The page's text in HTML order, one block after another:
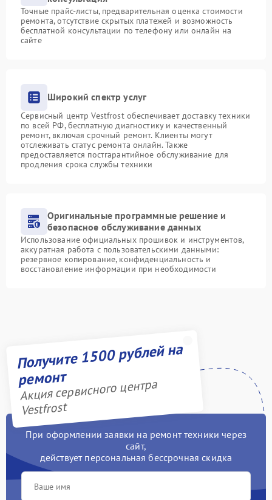
Точные прайс-листы, предварительная оценка стоимости
ремонта, отсутствие скрытых платежей и возможность
бесплатной консультации по телефону или онлайн на
сайте
Широкий спектр услуг
Сервисный центр Vestfrost обеспечивает доставку техники
по всей РФ, бесплатную диагностику и качественный
ремонт, включая срочный ремонт. Клиенты могут
отслеживать статус ремонта онлайн. Также
предоставляется постгарантийное обслуживание для
продления срока службы техники
Оригинальные программные решение и
безопасное обслуживание данных
Использование официальных прошивок и инструментов,
аккуратная работа с пользовательскими данными:
резервное копирование, конфиденциальность и
восстановление информации при необходимости
Получите 1500 рублей на
ремонт
Акция сервисного центра
Vestfrost
При оформлении заявки на ремонт техники через
сайт,
действует персональная бессрочная скидка